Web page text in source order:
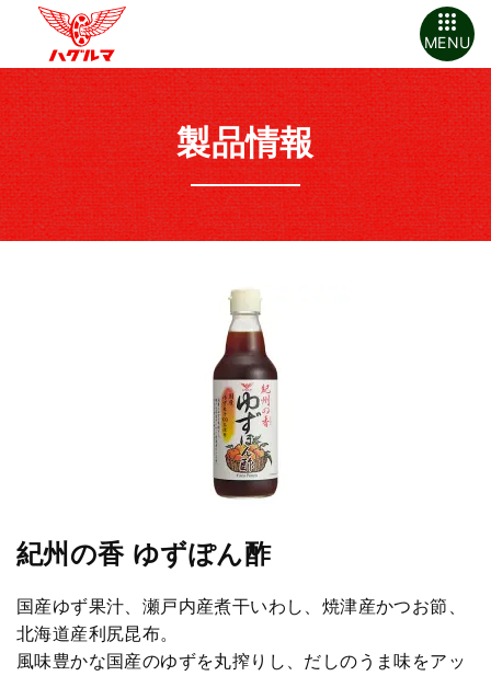
MENU
製品情報
紀州の香 ゆずぽん酢
国産ゆず果汁、瀬戸内産煮干いわし、焼津産かつお節、
北海道産利尻昆布。
風味豊かな国産のゆずを丸搾りし、だしのうま味をアッ